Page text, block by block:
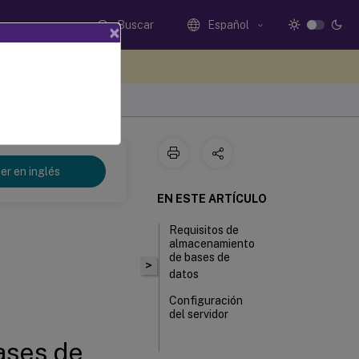
Buscar Español
en inglés
de
>
EN ESTE ARTÍCULO
Requisitos de
almacenamiento
de bases de
datos
Configuración
del servidor
×